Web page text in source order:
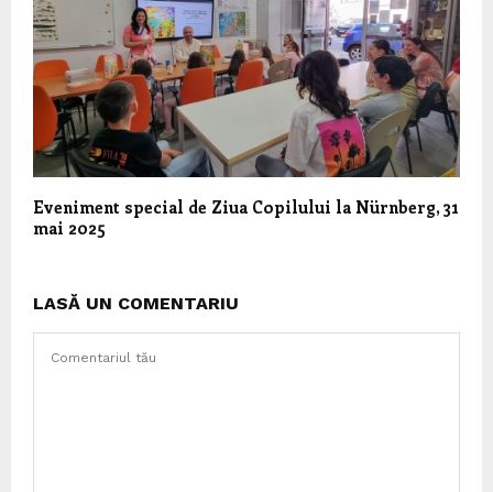
Eveniment special de Ziua Copilului la Nürnberg, 31
mai 2025
LASĂ UN COMENTARIU